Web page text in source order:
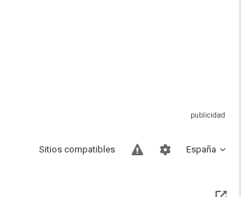
España
Sitios compatibles